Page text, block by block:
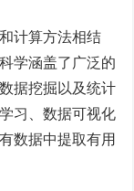
计算方法相结
学涵盖了广泛的
据挖掘以及统计
习、数据可视化
数据中提取有用